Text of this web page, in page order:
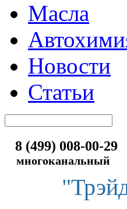
Масла
Новости
Статьи
8 (499) 008-00-29
многоканальный